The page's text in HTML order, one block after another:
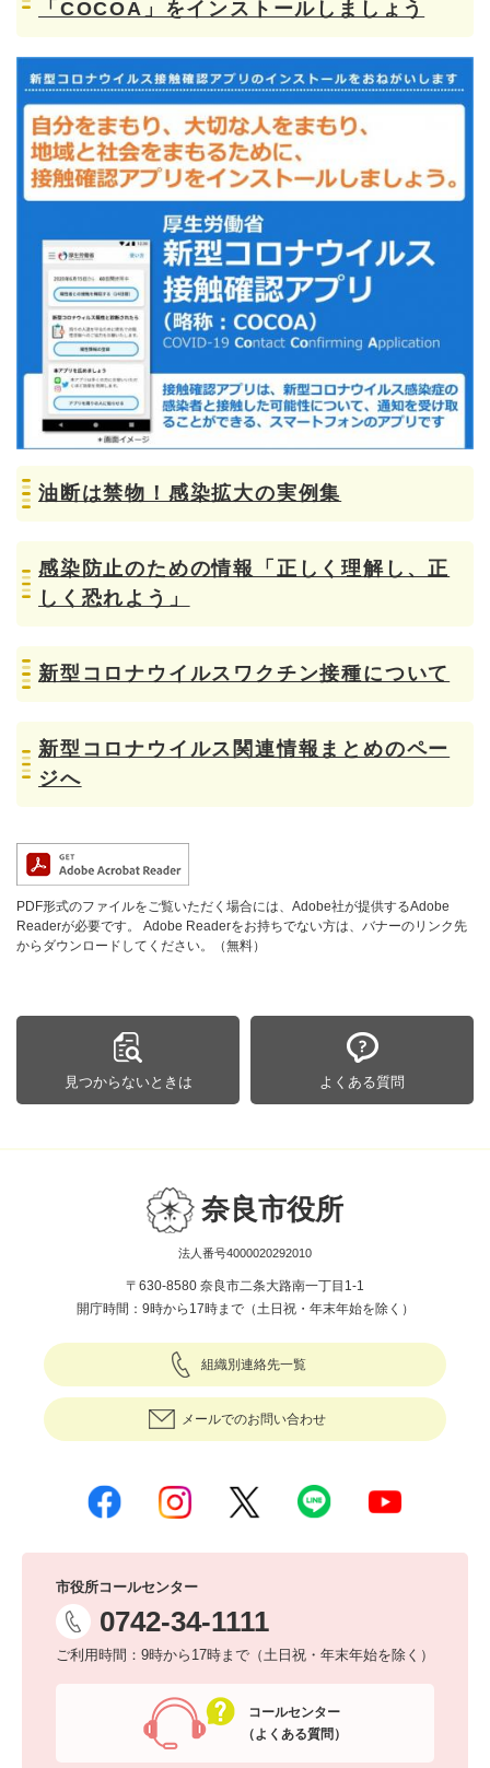
「COCOA」をインストールしましょう
油断は禁物！感染拡大の実例集
感染防止のための情報「正しく理解し、正
しく恐れよう」
新型コロナウイルスワクチン接種について
新型コロナウイルス関連情報まとめのペー
ジへ
PDF形式のファイルをご覧いただく場合には、Adobe社が提供するAdobe
Readerが必要です。
Adobe Readerをお持ちでない方は、バナーのリンク先
からダウンロードしてください。（無料）
見つからないときは よくある質問
奈良市役所
法人番号4000020292010
〒630-8580 奈良市二条大路南一丁目1-1
開庁時間：9時から17時まで（土日祝・年末年始を除く）
組織別連絡先一覧
メールでのお問い合わせ
市役所コールセンター
0742-34-1111
ご利用時間：9時から17時まで（土日祝・年末年始を除く）
コールセンター
（よくある質問）